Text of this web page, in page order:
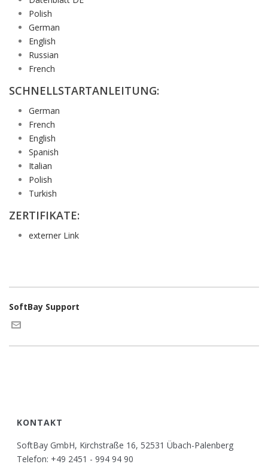
Polish
German
English
Russian
French
SCHNELLSTARTANLEITUNG:
German
French
English
Spanish
Italian
Polish
Turkish
ZERTIFIKATE:
externer Link
SoftBay Support
KONTAKT
SoftBay GmbH, Kirchstraße 16, 52531 Übach-Palenberg
Telefon: +49 2451 - 994 94 90